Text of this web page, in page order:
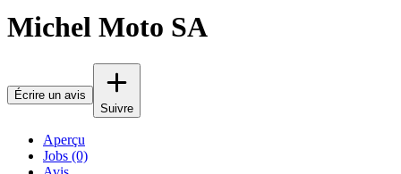
Michel Moto SA
Écrire un avis
Suivre
Aperçu
Jobs (0)